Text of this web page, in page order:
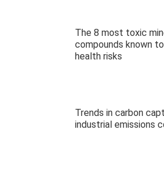
The 8 most toxic
compounds known
health risks
Trends in carbon
industrial emissions